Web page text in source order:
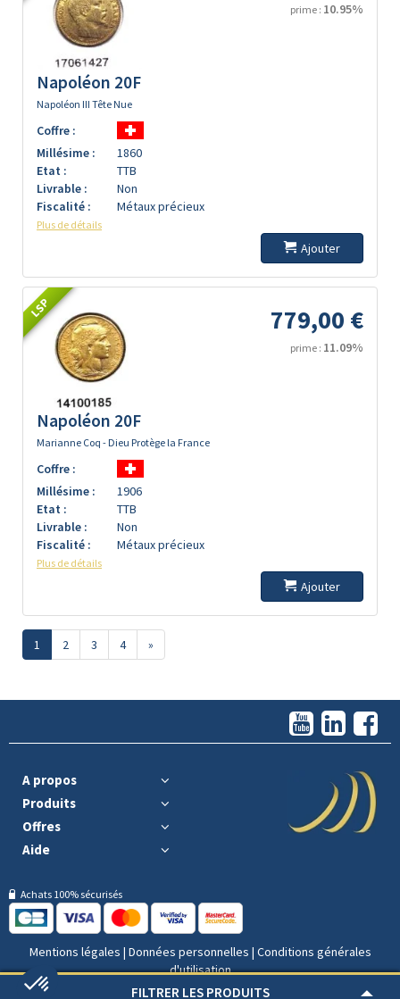
FILTRER LES PRODUITS
prime : 10.95%
Napoléon 20F
Napoléon III Tête Nue
Coffre :
Millésime :
1860
Etat :
TTB
Livrable :
Non
Fiscalité :
Métaux précieux
Plus de détails
Ajouter
LSP 779,00 €
prime : 11.09%
Napoléon 20F
Marianne Coq - Dieu Protège la France
Coffre :
Millésime :
1906
Etat :
TTB
Livrable :
Non
Fiscalité :
Métaux précieux
Plus de détails
Ajouter
1 2 3 4 »
A propos
Produits
Offres
Aide
Achats 100% sécurisés
Mentions légales | Données personnelles | Conditions générales
d'utilisation